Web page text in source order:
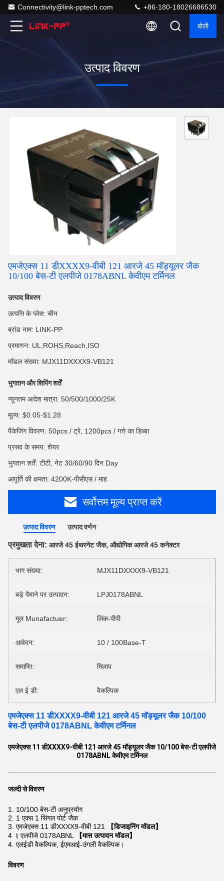
Connectivity@link-pptech.com +86-180-18026686530
बोली
उत्पाद विवरण
एमजेएक्स 11 डीXXXX9-वीबी 121 आरजे 45 मॉड्यूलर जैक
10/100 बेस-टी एलपीजे 0178ABNL केवीएम टर्मिनल
उत्पाद विवरण
उत्पत्ति के प्लेस: चीन
ब्रांड नाम: LINK-PP
प्रमाणन: UL,ROHS,Reach,ISO
मॉडल संख्या: MJX11DXXXX9-VB121
भुगतान और शिपिंग शर्तें
न्यूनतम आदेश मात्रा: 50/500/1000/25K
मूल्य: $0.05-$1.28
पैकेजिंग विवरण: 50pcs / ट्रे, 1200pcs / गत्ते का डिब्बा
प्रसव के समय: शेयर
भुगतान शर्तें: टीटी, नेट 30/60/90 दिन Day
आपूर्ति की क्षमता: 4200K-पीसीएस / माह
सर्वोत्तम मूल्य प्राप्त करें
उत्पाद विवरण उत्पाद वर्णन
प्रमुखता देना: आरजे 45 ईथरनेट जैक, औद्योगिक आरजे 45 कनेक्टर
भाग संख्या: MJX11DXXXX9-VB121
बड़े पैमाने पर उत्पादन: LPJ0178ABNL
मूल Munafactuer: लिंक-पीपी
आवेदन: 10 / 100Base-T
समाप्ति: मिलाप
एल ई डी: वैकल्पिक
एमजेएक्स 11 डीXXXX9-वीबी 121 आरजे 45 मॉड्यूलर जैक 10/100
बेस-टी एलपीजे 0178ABNL केवीएम टर्मिनल
एमजेएक्स 11 डीXXXX9-वीबी 121 आरजे 45 मॉड्यूलर जैक 10/100 बेस-टी एलपीजे
0178ABNL केवीएम टर्मिनल
जल्दी से विवरण
1. 10/100 बेस-टी अनुप्रयोग
2. 1 एक्स 1 सिंगल पोर्ट जैक
3. एमजेएक्स 11 डीXXXX9-वीबी 121
【डिजाइनिंग मॉडल】
4 । एलपीजे 0178ABNL
【मास उत्पादन मॉडल】
4. एलईडी वैकल्पिक, ईएमआई-उंगली वैकल्पिक।
विवरण